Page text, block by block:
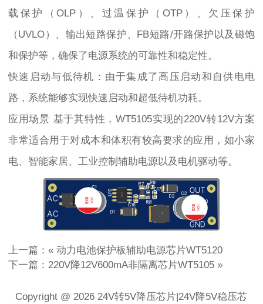
载保护（OLP）、过温保护（OTP）、欠压保护
（UVLO）、输出短路保护、FB短路/开路保护以及磁饱
和保护等，确保了电源系统的可靠性和稳定性。
快速启动与低待机：由于集成了高压启动和自供电电
路，系统能够实现快速启动和超低待机功耗。
应用场景 基于其特性，WT5105实现的220V转12V方案
非常适合用于对成本和体积有较高要求的应用，如小家
电、智能家居、工业控制辅助电源以及电机驱动等。
上一篇：« 动力电池保护板辅助电源芯片WT5120
下一篇： 220V降12V600mA非隔离芯片WT5105 »
Copyright @ 2026 24V转5V降压芯片|24V降5V稳压芯